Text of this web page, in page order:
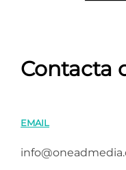
Contacta
EMAIL